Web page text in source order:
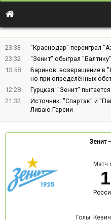
23:33
"Краснодар" переиграл
23:32
"Зенит" обыграл
13:58
Баринов: возвращение в
но при определённых
12:28
Гурцкая: "Зенит"
21:32
Источник: "Спартак" и
Ливаю Гарсии
Зенит
Матч
1
Голы: